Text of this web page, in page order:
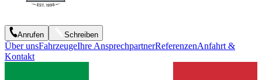
Anrufen Schreiben
Über unsFahrzeugeIhre AnsprechpartnerReferenzenAnfahrt &
Kontakt